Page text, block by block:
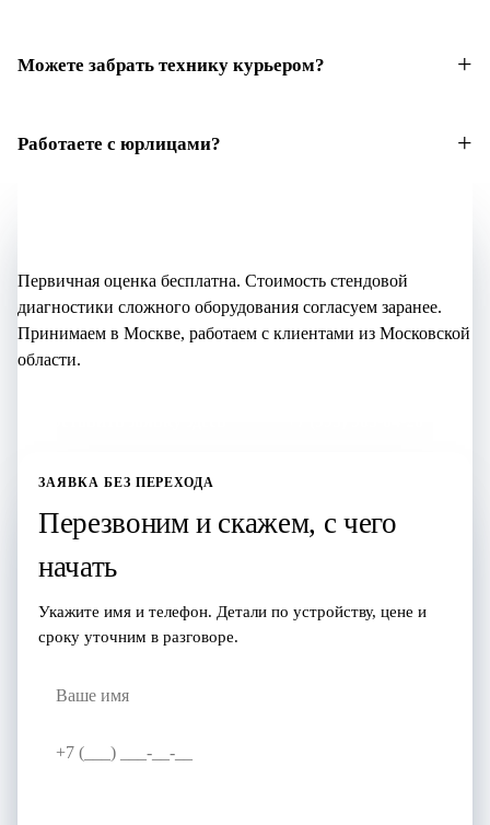
Можете забрать технику курьером?
Работаете с юрлицами?
Первичная оценка бесплатна. Стоимость стендовой
диагностики сложного оборудования согласуем заранее.
Принимаем в Москве, работаем с клиентами из Московской
области.
ЗАЯВКА БЕЗ ПЕРЕХОДА
Перезвоним и скажем, с чего
начать
Укажите имя и телефон. Детали по устройству, цене и
сроку уточним в разговоре.